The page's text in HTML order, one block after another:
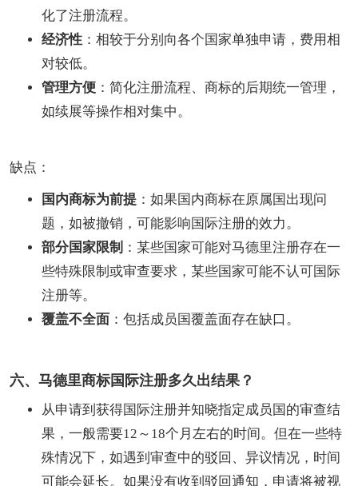
化了注册流程。
经济性 ：相较于分别向各个国家单独申请，费用相
对较低。
管理方便 ：简化注册流程、商标的后期统一管理，
如续展等操作相对集中。
缺点：
国内商标为前提 ：如果国内商标在原属国出现问
题，如被撤销，可能影响国际注册的效力。
部分国家限制 ：某些国家可能对马德里注册存在一
些特殊限制或审查要求，某些国家可能不认可国际
注册等。
覆盖不全面 ：包括成员国覆盖面存在缺口。
六、马德里商标国际注册多久出结果？
从申请到获得国际注册并知晓指定成员国的审查结
果，一般需要12～18个月左右的时间。但在一些特
殊情况下，如遇到审查中的驳回、异议情况，时间
可能会延长。如果没有收到驳回通知，申请将被视